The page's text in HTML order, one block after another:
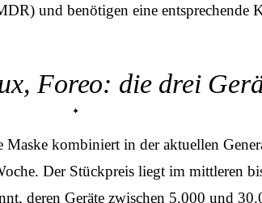
und benötigen eine entsprechende
Foreo: die drei
Maske kombiniert in der aktuellen
Der Stückpreis liegt im mittleren
deren Geräte zwischen 5.000 und